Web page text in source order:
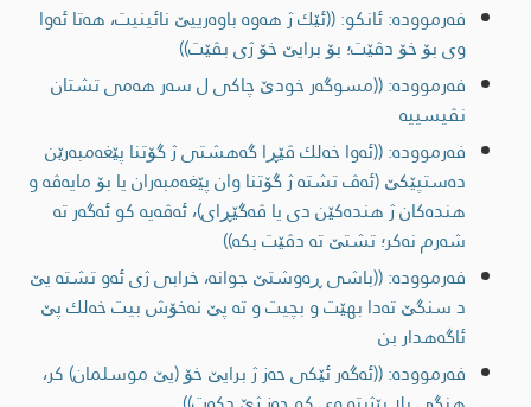
فەرموودە: ئانكو: ((ئێك ژ هه‌وه‌ باوه‌رییێ نائینیت، هه‌تا ئه‌وا
وی بۆ خۆ دڤێت؛ بۆ برایێ خۆ ژی بڤێت))
فەرموودە: ((مسوگه‌ر خودێ چاكی ل سه‌ر هه‌می تشتان
نڤیسییه
فەرموودە: ((ئه‌وا خه‌لك ڤێڕا گه‌هشتی ژ گۆتنا پێغه‌مبه‌رێن
ده‌ستپێكێ (ئه‌ڤ تشته‌ ژ گۆتنا وان پێغه‌مبه‌ران یا بۆ مایه‌ڤه‌ و
هنده‌كان ژ هنده‌كێن دی یا ڤه‌گێڕای)، ئه‌ڤه‌یه‌ كو ئه‌گه‌ر ته‌
شه‌رم نه‌كر؛ تشتێ ته‌ دڤێت بكه‌))
فەرموودە: ((باشی ڕه‌وشتێ جوانه‌، خرابی ژی ئه‌و تشته‌ یێ
د سنگێ ته‌دا بهێت و بچیت و ته‌ پێ نه‌خۆش بیت خه‌لك پێ
ئاگه‌هدار بن
فەرموودە: ((ئەگەر ئێكی حه‌ز ژ برایێ خۆ (یێ موسلمان) كر،